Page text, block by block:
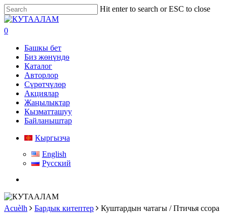
Skip
to
main
content
Hit enter to search or ESC to close
Close
Search
search
0
Башкы бет
Биз жөнүндө
Каталог
Авторлор
Сүрөтчүлөр
Акциялар
Жаңылыктар
Кызматташуу
Байланыштар
Кыргызча
English
Русский
Acuèlh Бардык китептер Куштардын чатагы / Птичья ссора